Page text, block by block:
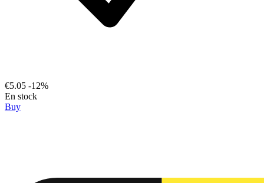
€5.05 -12%
En stock
Buy